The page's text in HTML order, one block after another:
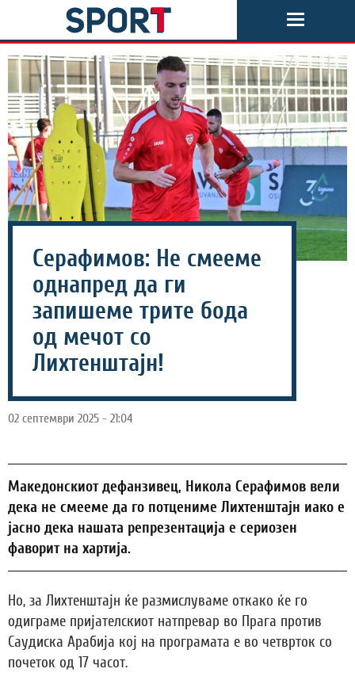
Серафимов: Не смееме
однапред да ги
запишеме трите бода
од мечот со
Лихтенштајн!
02 септември 2025 - 21:04
Македонскиот дефанзивец, Никола Серафимов вели
дека не смееме да го потцениме Лихтенштајн иако е
јасно дека нашата репрезентација е сериозен
фаворит на хартија.
Но, за Лихтенштајн ќе размислуваме откако ќе го
одиграме пријателскиот натпревар во Прага против
Саудиска Арабија кој на програмата е во четврток со
почеток од 17 часот.